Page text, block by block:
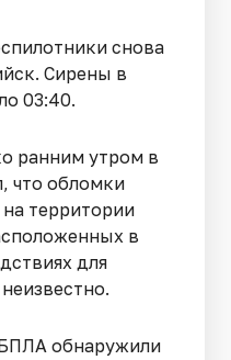
снова
Сирены в
03:40.
ранним утром в
что обломки
территории
в
для
обнаружили